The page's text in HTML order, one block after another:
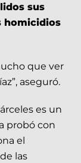
sus
homicidios
que ver
aseguró.
es un
probó con
el
las